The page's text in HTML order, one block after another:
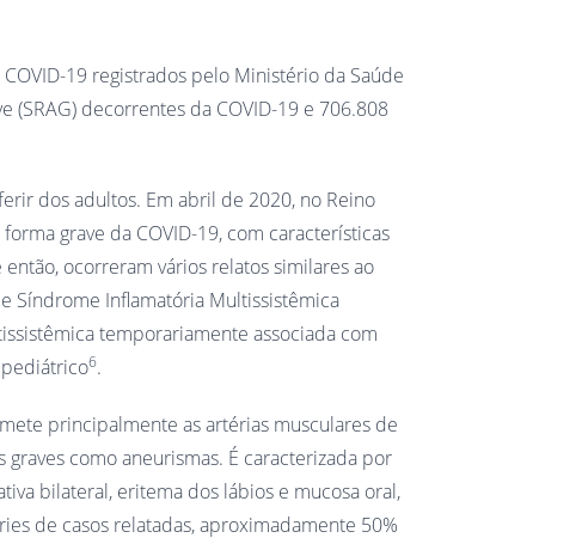
19 registrados pelo Ministério da Saúde
decorrentes da COVID-19 e 706.808
dos adultos. Em abril de 2020, no Reino
grave da COVID-19, com características
ocorreram vários relatos similares ao
Síndrome Inflamatória Multissistêmica
temporariamente associada com
6.
principalmente as artérias musculares de
como aneurismas. É caracterizada por
bilateral, eritema dos lábios e mucosa oral,
de casos relatadas, aproximadamente 50%